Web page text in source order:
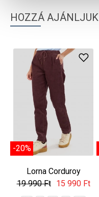
HOZZÁ AJÁNLJUK
-20%
Lorna Corduroy
Pants
19 990 Ft 15 990 Ft